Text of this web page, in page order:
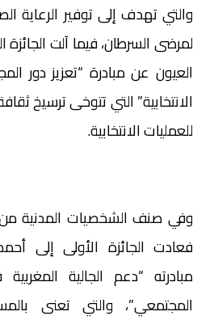
والتي تهدف إلى توفير الرعاية
لمرضى السرطان، فيما آلت الجائزة
العيون عن مبادرة “تعزيز دور
الانتخابية” التي تتوخى ترسيخ
للعمليات الانتخابية.
وفي صنف الشخصيات المدنية من
فعادت الجائزة الأولى
مبادرته “دعم الجالية
المجتمعي”، والتي تعنى